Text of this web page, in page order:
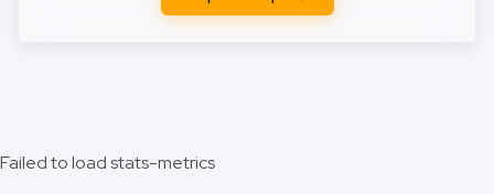
Failed to load stats-metrics